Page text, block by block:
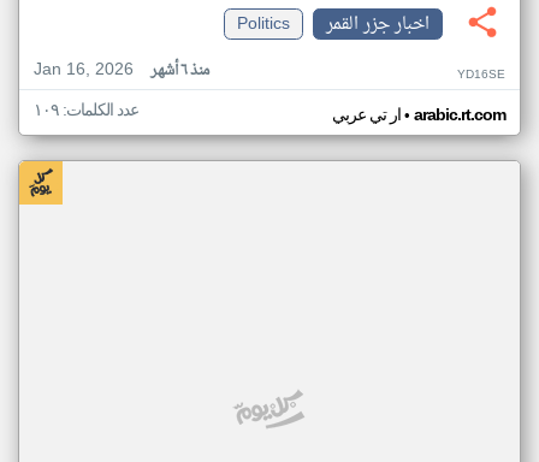
اخبار جزر القمر
Politics
Jan 16, 2026
منذ ٦ أشهر YD16SE
ار تي عربي• arabic.rt.com عدد الكلمات: ١٠٩